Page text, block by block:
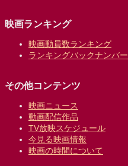
映画ランキング
映画動員数ランキング
ランキングバックナンバー
その他コンテンツ
映画ニュース
動画配信作品
TV放映スケジュール
今見る映画情報
映画の時間について